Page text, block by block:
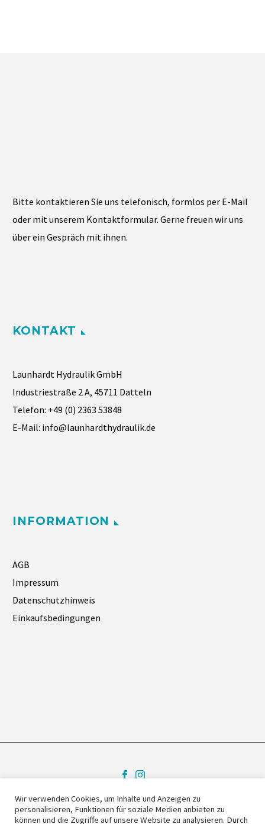
Bitte kontaktieren Sie uns telefonisch, formlos per E-Mail
oder mit unserem Kontaktformular. Gerne freuen wir uns
über ein Gespräch mit ihnen.
KONTAKT
Launhardt Hydraulik GmbH
Industriestraße 2 A, 45711 Datteln
Telefon: +49 (0) 2363 53848
E-Mail: info@launhardthydraulik.de
INFORMATION
AGB
Impressum
Datenschutzhinweis
Einkaufsbedingungen
Impressum Kontakt
Wir verwenden Cookies, um Inhalte und Anzeigen zu
personalisieren, Funktionen für soziale Medien anbieten zu
können und die Zugriffe auf unsere Website zu analysieren. Durch